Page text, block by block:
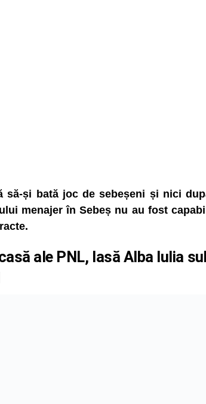
să-și bată joc de sebeșeni și nici
menajer în Sebeș nu au fost
ale PNL, lasă Alba Iulia